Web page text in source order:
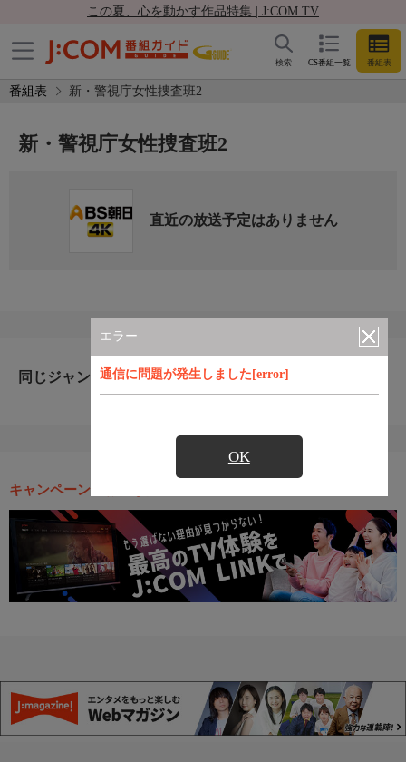
この夏、心を動かす作品特集 | J:COM TV
CS番組一覧 番組表
検索
番組表 新・警視庁女性捜査班2
エラー
通信に問題が発生しました[error]
OK
新・警視庁女性捜査班2
直近の放送予定はありません
同じジャンルのおすすめ番組
キャンペーン・お得な情報